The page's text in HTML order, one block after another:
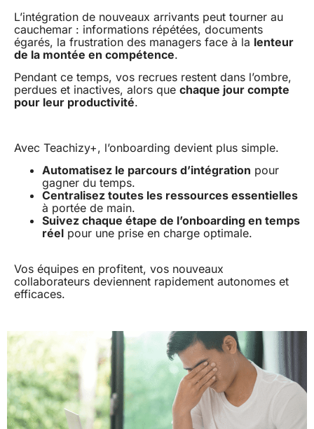
L’intégration de nouveaux arrivants peut tourner au
cauchemar : informations répétées, documents
égarés, la frustration des managers face à la lenteur
de la montée en compétence.
Pendant ce temps, vos recrues restent dans l’ombre,
perdues et inactives, alors que chaque jour compte
pour leur productivité.
Avec Teachizy+, l’onboarding devient plus simple.
Automatisez le parcours d’intégration pour
gagner du temps.
Centralisez toutes les ressources essentielles
à portée de main.
Suivez chaque étape de l’onboarding en temps
réel pour une prise en charge optimale.
Vos équipes en profitent, vos nouveaux
collaborateurs deviennent rapidement autonomes et
efficaces.